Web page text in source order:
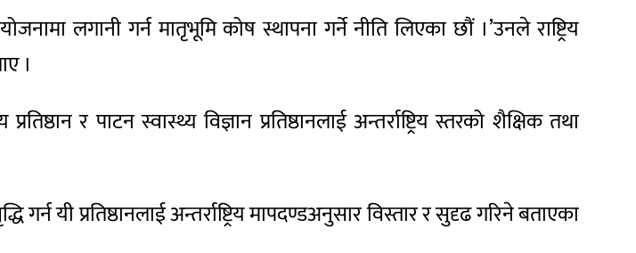
लगानी गर्न मातृभूमि कोष स्थापना गर्ने नीति लिएका छौं ।’उनले राष्ट्रिय
।
र पाटन स्वास्थ्य विज्ञान प्रतिष्ठानलाई अन्तर्राष्ट्रिय स्तरको शैक्षिक तथा
यी प्रतिष्ठानलाई अन्तर्राष्ट्रिय मापदण्डअनुसार विस्तार र सुदृढ गरिने बताएका